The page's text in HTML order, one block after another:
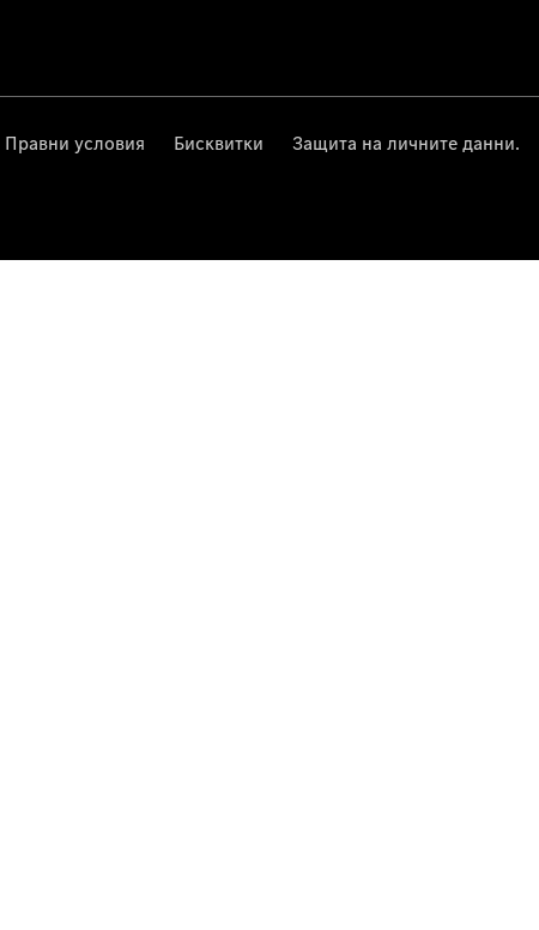
Правни условия Бисквитки Защита на личните данни.